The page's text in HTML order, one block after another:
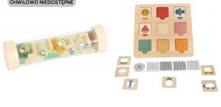
CHWILOWO NIEDOSTĘPNE